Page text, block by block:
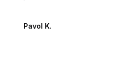
Pavol K.